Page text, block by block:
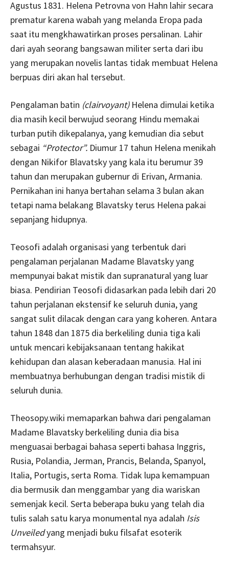
Agustus 1831. Helena Petrovna von Hahn lahir secara
prematur karena wabah yang melanda Eropa pada
saat itu mengkhawatirkan proses persalinan. Lahir
dari ayah seorang bangsawan militer serta dari ibu
yang merupakan novelis lantas tidak membuat Helena
berpuas diri akan hal tersebut.
Pengalaman batin (clairvoyant)Helena dimulai ketika
dia masih kecil berwujud seorang Hindu memakai
turban putih dikepalanya, yang kemudian dia sebut
sebagai “Protector”. Diumur 17 tahun Helena menikah
dengan Nikifor Blavatsky yang kala itu berumur 39
tahun dan merupakan gubernur di Erivan, Armania.
Pernikahan ini hanya bertahan selama 3 bulan akan
tetapi nama belakang Blavatsky terus Helena pakai
sepanjang hidupnya.
Teosofi adalah organisasi yang terbentuk dari
pengalaman perjalanan Madame Blavatsky yang
mempunyai bakat mistik dan supranatural yang luar
biasa. Pendirian Teosofi didasarkan pada lebih dari 20
tahun perjalanan ekstensif ke seluruh dunia, yang
sangat sulit dilacak dengan cara yang koheren. Antara
tahun 1848 dan 1875 dia berkeliling dunia tiga kali
untuk mencari kebijaksanaan tentang hakikat
kehidupan dan alasan keberadaan manusia. Hal ini
membuatnya berhubungan dengan tradisi mistik di
seluruh dunia.
Theosopy.wiki memaparkan bahwa dari pengalaman
Madame Blavatsky berkeliling dunia dia bisa
menguasai berbagai bahasa seperti bahasa Inggris,
Rusia, Polandia, Jerman, Prancis, Belanda, Spanyol,
Italia, Portugis, serta Roma. Tidak lupa kemampuan
dia bermusik dan menggambar yang dia wariskan
semenjak kecil. Serta beberapa buku yang telah dia
tulis salah satu karya monumental nya adalah Isis
Unveiledyang menjadi buku filsafat esoterik
termahsyur.